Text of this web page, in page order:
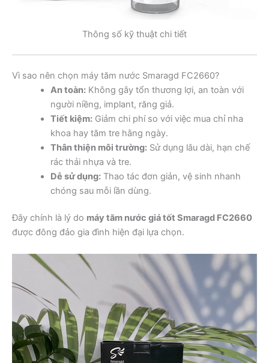
Thông số kỹ thuật chi tiết
Vì sao nên chọn máy tăm nước Smaragd FC2660?
An toàn:Không gây tổn thương lợi, an toàn với
người niềng, implant, răng giả.
Tiết kiệm:Giảm chi phí so với việc mua chỉ nha
khoa hay tăm tre hằng ngày.
Thân thiện môi trường:Sử dụng lâu dài, hạn chế
rác thải nhựa và tre.
Dễ sử dụng:Thao tác đơn giản, vệ sinh nhanh
chóng sau mỗi lần dùng.
Đây chính là lý do máy tăm nước giá tốt Smaragd FC2660
được đông đảo gia đình hiện đại lựa chọn.